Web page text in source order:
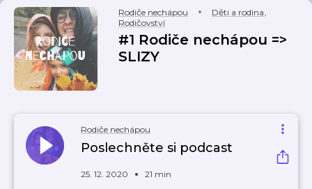
Rodiče nechápou Děti a rodina,
Rodičovství
#1 Rodiče nechápou =>
SLIZY
Rodiče nechápou
Poslechněte si podcast
25. 12. 2020 21 min